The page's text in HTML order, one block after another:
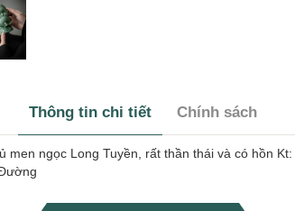
Thông tin chi tiết Chính sách
ngọc Long Tuyền, rất thần thái và có hồn